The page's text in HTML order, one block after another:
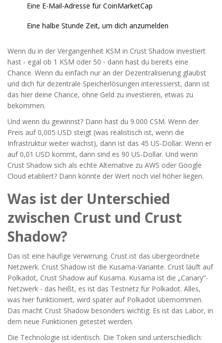
Eine E-Mail-Adresse für CoinMarketCap
Eine halbe Stunde Zeit, um dich anzumelden
Wenn du in der Vergangenheit KSM in Crust Shadow investiert
hast - egal ob 1 KSM oder 50 - dann hast du bereits eine
Chance. Wenn du einfach nur an der Dezentralisierung glaubst
und dich für dezentrale Speicherlösungen interessierst, dann ist
das hier deine Chance, ohne Geld zu investieren, etwas zu
bekommen.
Und wenn du gewinnst? Dann hast du 9.000 CSM. Wenn der
Preis auf 0,005 USD steigt (was realistisch ist, wenn die
Infrastruktur weiter wächst), dann ist das 45 US-Dollar. Wenn er
auf 0,01 USD kommt, dann sind es 90 US-Dollar. Und wenn
Crust Shadow sich als echte Alternative zu AWS oder Google
Cloud etabliert? Dann könnte der Wert noch viel höher liegen.
Was ist der Unterschied
zwischen Crust und Crust
Shadow?
Das ist eine häufige Verwirrung. Crust ist das übergeordnete
Netzwerk. Crust Shadow ist die Kusama-Variante. Crust läuft auf
Polkadot, Crust Shadow auf Kusama. Kusama ist die „Canary“-
Netzwerk - das heißt, es ist das Testnetz für Polkadot. Alles,
was hier funktioniert, wird später auf Polkadot übernommen.
Das macht Crust Shadow besonders wichtig: Es ist das Labor, in
dem neue Funktionen getestet werden.
Die Technologie ist identisch. Die Token sind unterschiedlich: